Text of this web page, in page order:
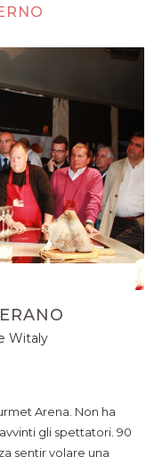
Witaly
cucina? (bella
Arena. Non ha
gli spettatori. 90
sentir volare una